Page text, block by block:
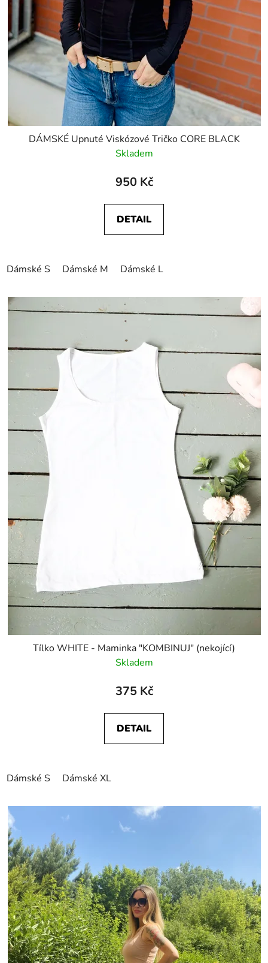
DÁMSKÉ Upnuté Viskózové Tričko CORE BLACK
Skladem
950 Kč
DETAIL
Dámské S Dámské M Dámské L
Tílko WHITE - Maminka "KOMBINUJ" (nekojící)
Skladem
375 Kč
DETAIL
Dámské S Dámské XL